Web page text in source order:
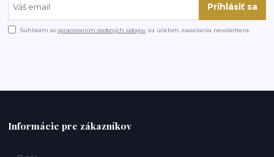
Prihlásiť sa
Súhlasím sospracovaním osobných údajov za účelom zasielania newslettera.
Informácie pre zákazníkov